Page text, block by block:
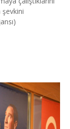
şevkini